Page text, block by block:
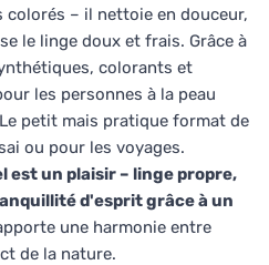
– il nettoie en douceur,
le linge doux et frais. Grâce à
colorants et
les personnes à la peau
petit mais pratique format de
ou pour les voyages.
est un plaisir – linge propre,
d'esprit grâce à un
une harmonie entre
de la nature.